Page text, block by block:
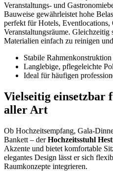
Veranstaltungs- und
Bauweise gewährleistet hohe
perfekt für Hotels, Eventlocations,
Veranstaltungsräume. Gleichzeitig
Materialien einfach zu reinigen
Stabile
Langlebige, pflegeleichte
Ideal für häufigen
Vielseitig einsetzbar
aller Art
Ob Hochzeitsempfang, Gala-
Bankett – derHochzeitsstuhl
Akzente und bietet komfortable
elegantes Design lässt er sich
Raumkonzepte integrieren.